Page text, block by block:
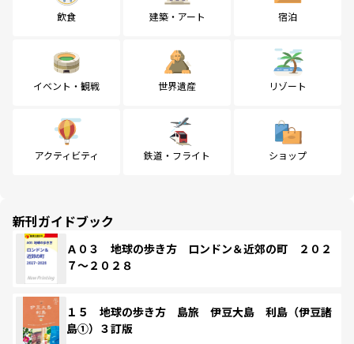
飲食 建築・アート 宿泊
イベント・観戦 世界遺産 リゾート
アクティビティ 鉄道・フライト ショップ
新刊ガイドブック
Ａ０３ 地球の歩き方 ロンドン＆近郊の町 ２０２
７～２０２８
１５ 地球の歩き方 島旅 伊豆大島 利島（伊豆諸
島①）３訂版